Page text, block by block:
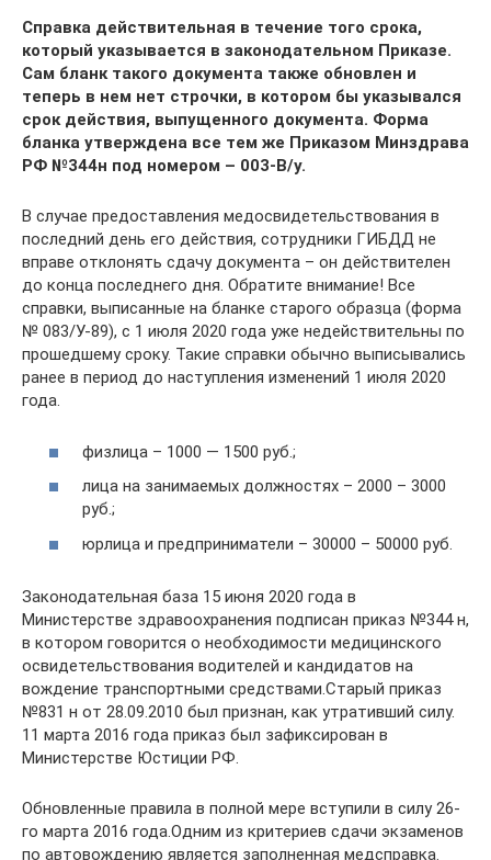
Справка действительная в течение того срока,
который указывается в законодательном Приказе.
Сам бланк такого документа также обновлен и
теперь в нем нет строчки, в котором бы указывался
срок действия, выпущенного документа. Форма
бланка утверждена все тем же Приказом Минздрава
РФ №344н под номером – 003-В/у.
В случае предоставления медосвидетельствования в
последний день его действия, сотрудники ГИБДД не
вправе отклонять сдачу документа – он действителен
до конца последнего дня. Обратите внимание! Все
справки, выписанные на бланке старого образца (форма
№ 083/У-89), с 1 июля 2020 года уже недействительны по
прошедшему сроку. Такие справки обычно выписывались
ранее в период до наступления изменений 1 июля 2020
года.
физлица – 1000 — 1500 руб.;
лица на занимаемых должностях – 2000 – 3000
руб.;
юрлица и предприниматели – 30000 – 50000 руб.
Законодательная база 15 июня 2020 года в
Министерстве здравоохранения подписан приказ №344 н,
в котором говорится о необходимости медицинского
освидетельствования водителей и кандидатов на
вождение транспортными средствами.Старый приказ
№831 н от 28.09.2010 был признан, как утративший силу.
11 марта 2016 года приказ был зафиксирован в
Министерстве Юстиции РФ.
Обновленные правила в полной мере вступили в силу 26-
го марта 2016 года.Одним из критериев сдачи экзаменов
по автовождению является заполненная медсправка.